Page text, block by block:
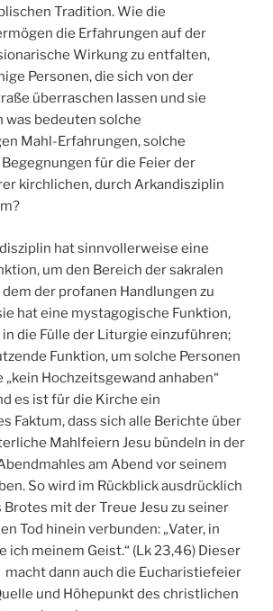
Tradition. Wie die
die Erfahrungen auf der
Wirkung zu entfalten,
Personen, die sich von der
überraschen lassen und sie
was bedeuten solche
Mahl-Erfahrungen, solche
für die Feier der
kirchlichen, durch Arkandisziplin
hat sinnvollerweise eine
um den Bereich der sakralen
der profanen Handlungen zu
hat eine mystagogische Funktion,
die Fülle der Liturgie einzuführen;
Funktion, um solche Personen
Hochzeitsgewand anhaben“
es ist für die Kirche ein
Faktum, dass sich alle Berichte über
Mahlfeiern Jesu bündeln in der
am Abend vor seinem
So wird im Rückblick ausdrücklich
Brotes mit der Treue Jesu zu seiner
Tod hinein verbunden: „Vater, in
ich meinem Geist.“ (Lk 23,46) Dieser
dann auch die Eucharistiefeier
und Höhepunkt des christlichen